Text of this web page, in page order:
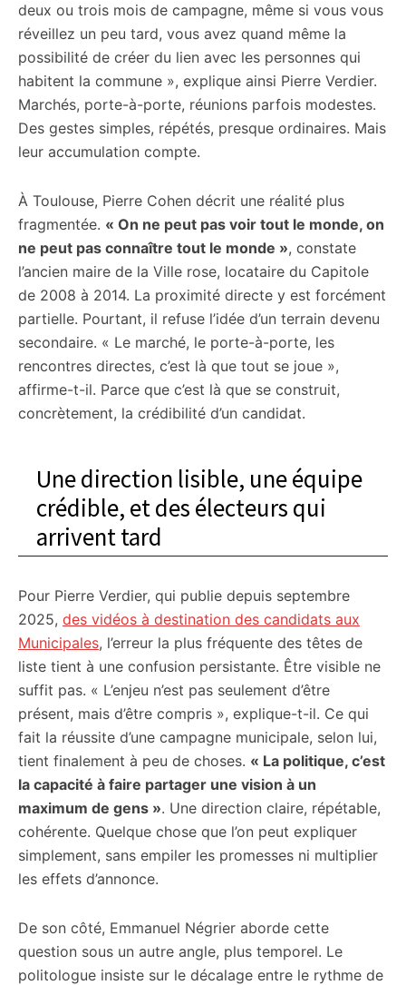
deux ou trois mois de campagne, même si vous vous
réveillez un peu tard, vous avez quand même la
possibilité de créer du lien avec les personnes qui
habitent la commune », explique ainsi Pierre Verdier.
Marchés, porte-à-porte, réunions parfois modestes.
Des gestes simples, répétés, presque ordinaires. Mais
leur accumulation compte.
À Toulouse, Pierre Cohen décrit une réalité plus
fragmentée. « On ne peut pas voir tout le monde, on
ne peut pas connaître tout le monde », constate
l’ancien maire de la Ville rose, locataire du Capitole
de 2008 à 2014. La proximité directe y est forcément
partielle. Pourtant, il refuse l’idée d’un terrain devenu
secondaire. « Le marché, le porte-à-porte, les
rencontres directes, c’est là que tout se joue »,
affirme-t-il. Parce que c’est là que se construit,
concrètement, la crédibilité d’un candidat.
Une direction lisible, une équipe
crédible, et des électeurs qui
arrivent tard
Pour Pierre Verdier, qui publie depuis septembre
2025, des vidéos à destination des candidats aux
Municipales, l’erreur la plus fréquente des têtes de
liste tient à une confusion persistante. Être visible ne
suffit pas. « L’enjeu n’est pas seulement d’être
présent, mais d’être compris », explique-t-il. Ce qui
fait la réussite d’une campagne municipale, selon lui,
tient finalement à peu de choses. « La politique, c’est
la capacité à faire partager une vision à un
maximum de gens ». Une direction claire, répétable,
cohérente. Quelque chose que l’on peut expliquer
simplement, sans empiler les promesses ni multiplier
les effets d’annonce.
De son côté, Emmanuel Négrier aborde cette
question sous un autre angle, plus temporel. Le
politologue insiste sur le décalage entre le rythme de